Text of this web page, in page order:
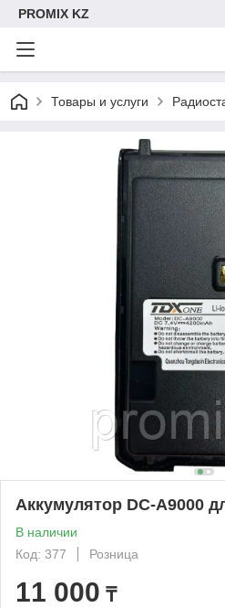
PROMIX KZ
Товары и услуги
Аккумулятор DC-A9000
В наличии
Код: 377
Розница
11 000 ₸